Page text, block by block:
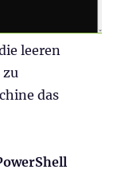
leeren
das